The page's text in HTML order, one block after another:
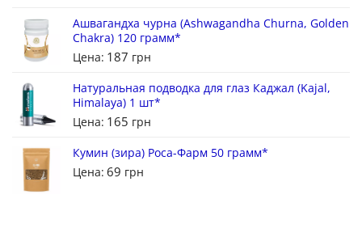
Ашвагандха чурна (Ashwagandha Churna, Golden
Chakra) 120 грамм*
Цена: 187 грн
Натуральная подводка для глаз Каджал (Kajal,
Himalaya) 1 шт*
Цена: 165 грн
Кумин (зира) Роса-Фарм 50 грамм*
Цена: 69 грн